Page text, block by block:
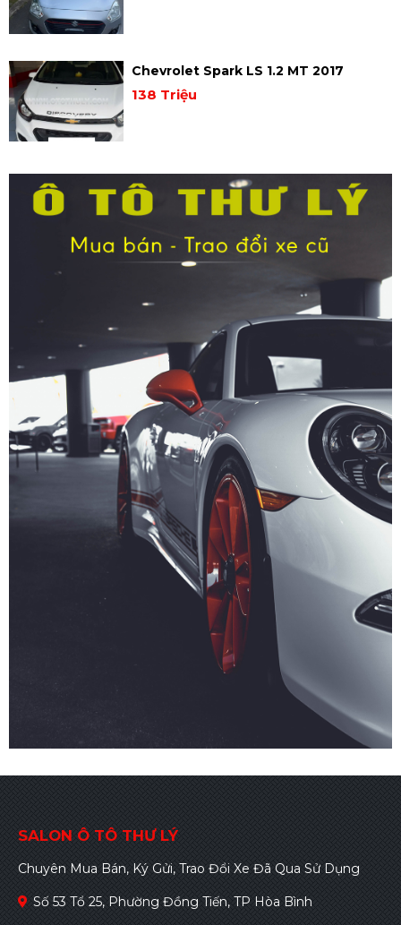
Chevrolet Spark LS 1.2 MT 2017
138 Triệu
SALON Ô TÔ THƯ LÝ
Chuyên Mua Bán, Ký Gửi, Trao Đổi Xe Đã Qua Sử Dụng
Số 53 Tổ 25, Phường Đồng Tiến, TP Hòa Bình